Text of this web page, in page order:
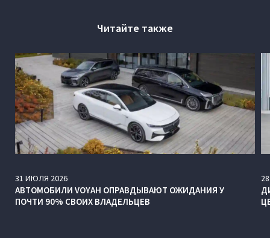
Читайте также
31 ИЮЛЯ 2026
АВТОМОБИЛИ VOYAH ОПРАВДЫВАЮТ ОЖИДАНИЯ У
ПОЧТИ 90% СВОИХ ВЛАДЕЛЬЦЕВ
28